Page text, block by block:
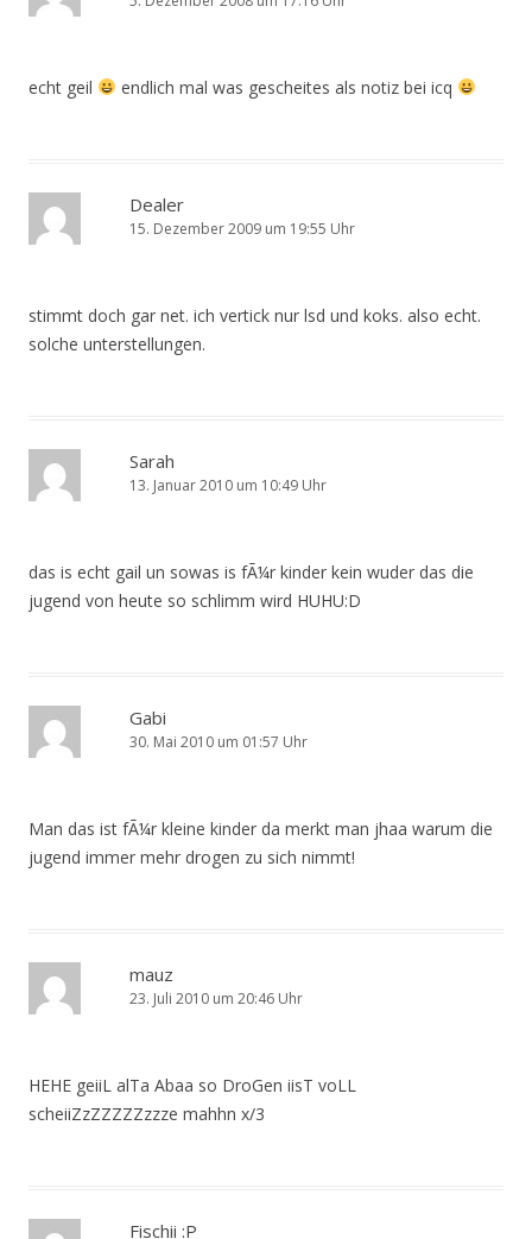
echt geil endlich mal was gescheites als notiz bei icq
Dealer
15. Dezember 2009 um 19:55 Uhr
stimmt doch gar net. ich vertick nur lsd und koks. also echt.
solche unterstellungen.
Sarah
13. Januar 2010 um 10:49 Uhr
das is echt gail un sowas is fÃ¼r kinder kein wuder das die
jugend von heute so schlimm wird HUHU:D
Gabi
30. Mai 2010 um 01:57 Uhr
Man das ist fÃ¼r kleine kinder da merkt man jhaa warum die
jugend immer mehr drogen zu sich nimmt!
mauz
23. Juli 2010 um 20:46 Uhr
HEHE geiiL alTa Abaa so DroGen iisT voLL
scheiiZzZZZZZzzze mahhn x/3
Fischii :P